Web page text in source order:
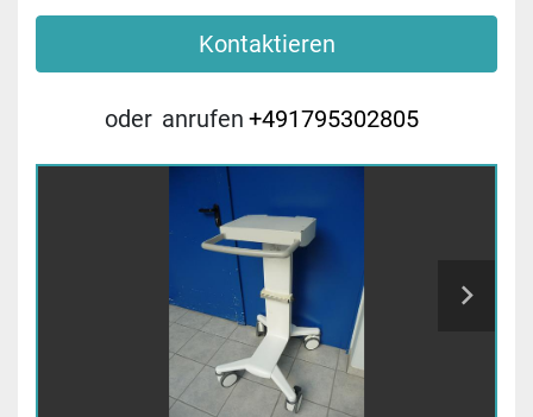
Kontaktieren
oder anrufen +491795302805